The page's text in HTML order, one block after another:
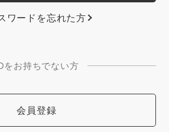
ワードを忘れた方
をお持ちでない方
会員登録